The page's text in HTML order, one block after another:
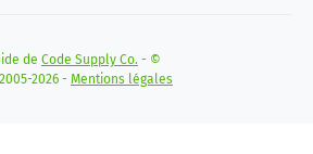
de Code Supply Co. - ©
2026 - Mentions légales